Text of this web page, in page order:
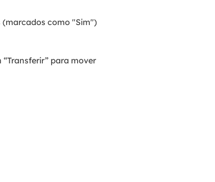
(marcados como "Sim")
para mover